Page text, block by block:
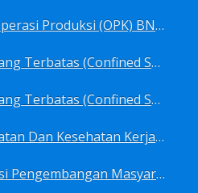
Sertifikasi Kepala Operasi Produksi (OPK) BNSP
Sertifikasi Kerja Ruang Terbatas (Confined Spaces)-Ahli Muda Ruang Terbatas (AMURT/Supervisor) BNSP
Sertifikasi Kerja Ruang Terbatas (Confined Spaces)-Teknisi Ruang Terbatas (TRT/Entrants) BNSP
Sertifikasi Keselamatan Dan Kesehatan Kerja BNSP
Sertifikasi Kualifikasi Pengembangan Masyarakat BNSP